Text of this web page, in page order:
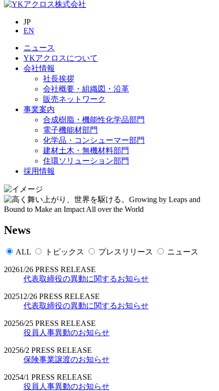
JP
EN
ニュース
YKアクロスについて
会社情報
社長挨拶
会社概要・組織図・沿革
販売ネットワーク
事業案内
合成樹脂・機能性化学品部門
電子機能材部門
化学品・コンシューマー部門
建材土木・無機材料部門
住環ソリューション部門
採用情報
News
ALL トピックス プレスリリース ニュース
20261/26 PRESS RELEASE
代表取締役の異動に関するお知らせ
202512/26 PRESS RELEASE
代表取締役の異動に関するお知らせ
20256/25 PRESS RELEASE
役員人事異動のお知らせ
20256/2 PRESS RELEASE
保険事業譲渡のお知らせ
20254/1 PRESS RELEASE
役員人事異動のお知らせ